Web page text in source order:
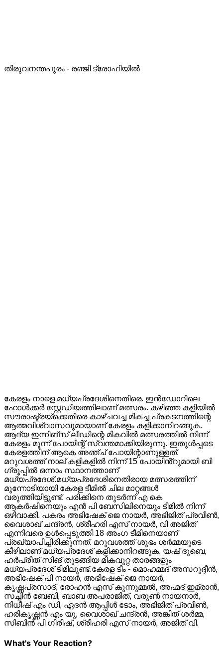
തിരുവനന്തപുരം - രഞ്ജി ട്രോഫിയിൽ
കേരളം നാളെ മധ്യപ്രദേശിനെതിരെ. ഇൻഡോറിലെ
ഹോൾക്കർ സ്റ്റേഡിയത്തിലാണ് മത്സരം. കഴിഞ്ഞ കളിയിൽ
സൗരാഷ്ട്രയ്ക്കെതിരെ കാഴ്ചവച്ച മികച്ച പ്രകടനത്തിന്റെ
ആത്മവിശ്വാസവുമായാണ് കേരളം കളിക്കാനിറങ്ങുക.
ആദ്യ ഇന്നിങ്സ് ലീഡിന്റെ മികവിൽ മത്സരത്തിൽ നിന്ന്
കേരളം മൂന്ന് പോയിന്റ് സ്വന്തമാക്കിയിരുന്നു. ഇതുൾപ്പടെ
കേരളത്തിന് ആകെ അഞ്ച് പോയിന്റാണുള്ളത്.
മറുവശത്ത് നാല് കളികളിൽ നിന്ന് 15 പോയിൻ്റുമായി ബി
ഗ്രൂപ്പിൽ ഒന്നാം സ്ഥാനത്താണ്
മധ്യപ്രദേശ്.മധ്യപ്രദേശിനെതിരായ മത്സരത്തിന്
മുന്നോടിയായി കേരള ടീമിൽ ചില മാറ്റങ്ങൾ
വരുത്തിയിട്ടുണ്ട്. പരിക്കിനെ തുടർന്ന് എ കെ
ആകർഷിനെയും എൻ പി ബേസിലിനെയും ടീമിൽ നിന്ന്
ഒഴിവാക്കി. പകരം അഭിഷേക് ജെ നായർ, അഭിജിത് പ്രവീൺ,
വൈശാഖ് ചന്ദ്രൻ, ശ്രീഹരി എസ് നായർ, വി അജിത്
എന്നിവരെ ഉൾപ്പെടുത്തി 18 അംഗ ടീമിനെയാണ്
പ്രഖ്യാപിച്ചിരിക്കുന്നത്. മറുവശത്ത് ശുഭം ശർമ്മയുടെ
കീഴിലാണ് മധ്യപ്രദേശ് കളിക്കാനിറങ്ങുക. യഷ് ദുബെ,
ഹർപ്രീത് സിങ് തുടങ്ങിയ മികവുറ്റ താരങ്ങളും
മധ്യപ്രദേശ് ടീമിലുണ്ട്.കേരള ടീം - മൊഹമ്മദ് അസറുദ്ദീൻ,
അഭിഷേക് പി നായർ, അഭിഷേക് ജെ നായർ,
കൃഷ്ണപ്രസാദ്, രോഹൻ എസ് കുന്നുമ്മൽ, അഹ്മദ് ഇമ്രാൻ,
സച്ചിൻ ബേബി, ബാബ അപരാജിത്, വരുൺ നായനാർ,
നിധീഷ് എം ഡി, ഏദൻ ആപ്പിൾ ടോം, അഭിജിത് പ്രവീൺ,
ഹരികൃഷ്ണൻ എം യു, വൈശാഖ് ചന്ദ്രൻ, അങ്കിത് ശർമ്മ,
സിബിൻ പി ഗിരീഷ്, ശ്രീഹരി എസ് നായർ, അജിത് വി.
What's Your Reaction?